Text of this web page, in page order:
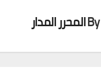
Byالمحرر المدار